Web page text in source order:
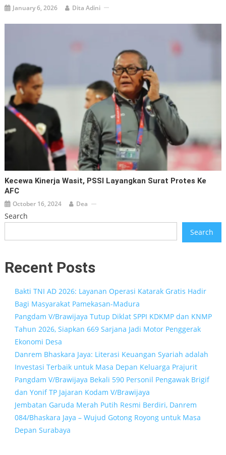
January 6, 2026 Dita Adini
Kecewa Kinerja Wasit, PSSI Layangkan Surat Protes Ke
AFC
October 16, 2024 Dea
Search
Search
Recent Posts
Bakti TNI AD 2026: Layanan Operasi Katarak Gratis Hadir
Bagi Masyarakat Pamekasan-Madura
Pangdam V/Brawijaya Tutup Diklat SPPI KDKMP dan KNMP
Tahun 2026, Siapkan 669 Sarjana Jadi Motor Penggerak
Ekonomi Desa
Danrem Bhaskara Jaya: Literasi Keuangan Syariah adalah
Investasi Terbaik untuk Masa Depan Keluarga Prajurit
Pangdam V/Brawijaya Bekali 590 Personil Pengawak Brigif
dan Yonif TP Jajaran Kodam V/Brawijaya
Jembatan Garuda Merah Putih Resmi Berdiri, Danrem
084/Bhaskara Jaya – Wujud Gotong Royong untuk Masa
Depan Surabaya